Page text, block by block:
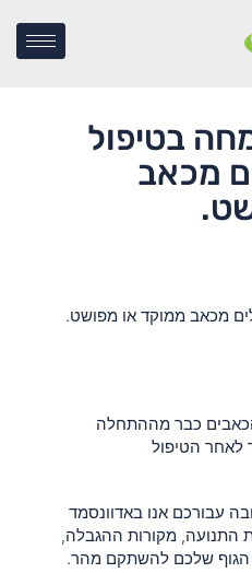
בטיפול
מכאב
מכאב ממוקד או מפושט.
כבר מההתחלה
לאחר הטיפול
עבורכם אנו באדוונסמד
התנועה, מקורות ההגבלה,
הגוף שלכם להשתקם מהר.